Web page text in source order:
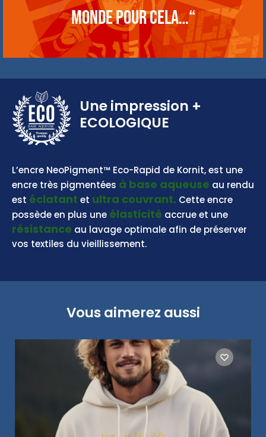
monde pour cela…“
BASE AQUEUSE
Une impression +
ECOLOGIQUE
L’encre NeoPigment™ Eco-Rapid de Kornit, est une
encre très pigmentées à base aqueuse au rendu
est éclatant et ultra couvrant. Cette encre
possède en plus une élasticité accrue et une
résistance au lavage optimale afin de préserver
vos textiles du vieillissement.
Vous aimerez aussi